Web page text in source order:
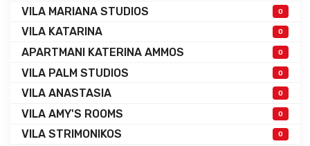
VILA MARIANA STUDIOS 0
VILA KATARINA 0
APARTMANI KATERINA AMMOS 0
VILA PALM STUDIOS 0
VILA ANASTASIA 0
VILA AMY'S ROOMS 0
VILA STRIMONIKOS 0